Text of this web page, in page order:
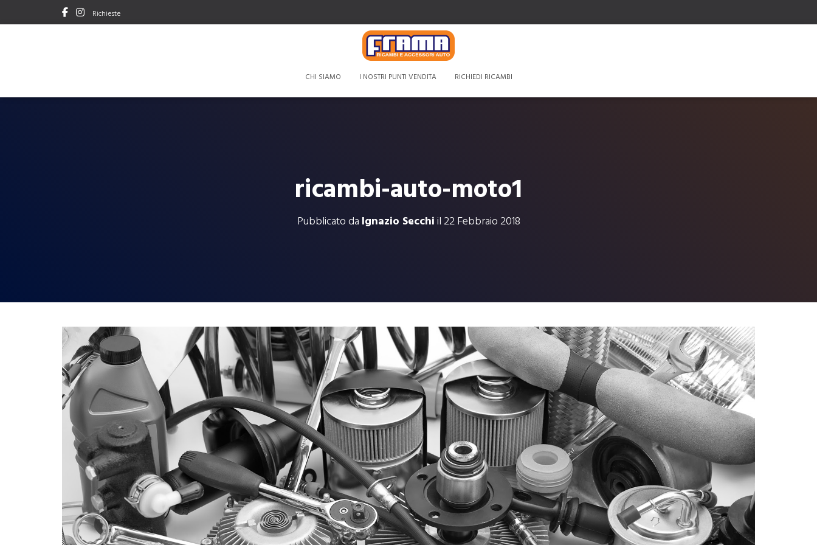
Richieste
CHI SIAMO I NOSTRI PUNTI VENDITA RICHIEDI RICAMBI
ricambi-auto-moto1
Pubblicato da Ignazio Secchiil22 Febbraio 2018